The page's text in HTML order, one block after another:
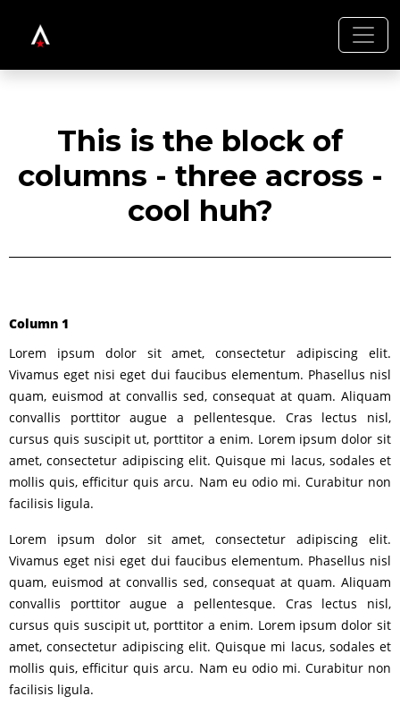
This is the block of
columns - three across -
cool huh?
Column 1
Lorem ipsum dolor sit amet, consectetur adipiscing elit.
Vivamus eget nisi eget dui faucibus elementum. Phasellus nisl
quam, euismod at convallis sed, consequat at quam. Aliquam
convallis porttitor augue a pellentesque. Cras lectus nisl,
cursus quis suscipit ut, porttitor a enim. Lorem ipsum dolor sit
amet, consectetur adipiscing elit. Quisque mi lacus, sodales et
mollis quis, efficitur quis arcu. Nam eu odio mi. Curabitur non
facilisis ligula.
Lorem ipsum dolor sit amet, consectetur adipiscing elit.
Vivamus eget nisi eget dui faucibus elementum. Phasellus nisl
quam, euismod at convallis sed, consequat at quam. Aliquam
convallis porttitor augue a pellentesque. Cras lectus nisl,
cursus quis suscipit ut, porttitor a enim. Lorem ipsum dolor sit
amet, consectetur adipiscing elit. Quisque mi lacus, sodales et
mollis quis, efficitur quis arcu. Nam eu odio mi. Curabitur non
facilisis ligula.